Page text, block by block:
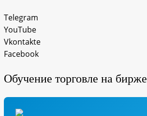
Telegram
YouTube
Vkontakte
Facebook
Обучение торговле на бирже